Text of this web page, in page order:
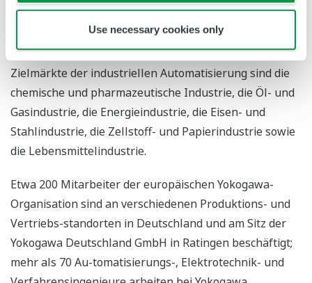
Use necessary cookies only
Unternehmen die Produktivität entlang der gesamten
Wertschöpfungskette der Pharma- und Lebensmit-
telindustrie deutlich verbessern. Die wichtigsten
Zielmärkte der industriellen Automatisierung sind die
chemische und pharmazeutische Industrie, die Öl- und
Gasindustrie, die Energieindustrie, die Eisen- und
Stahlindustrie, die Zellstoff- und Papierindustrie sowie
die Lebensmittelindustrie.
Etwa 200 Mitarbeiter der europäischen Yokogawa-
Organisation sind an verschiedenen Produktions- und
Vertriebs-standorten in Deutschland und am Sitz der
Yokogawa Deutschland GmbH in Ratingen beschäftigt;
mehr als 70 Au-tomatisierungs-, Elektrotechnik- und